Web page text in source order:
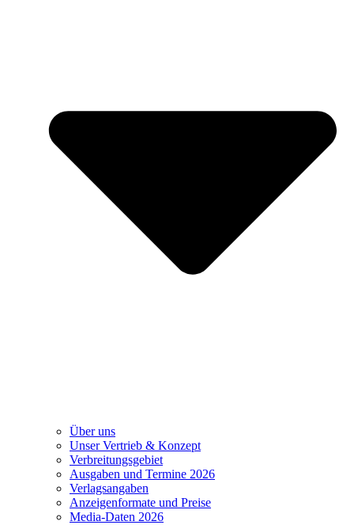
Über uns
Unser Vertrieb & Konzept
Verbreitungsgebiet
Ausgaben und Termine 2026
Verlagsangaben
Anzeigenformate und Preise
Media-Daten 2026